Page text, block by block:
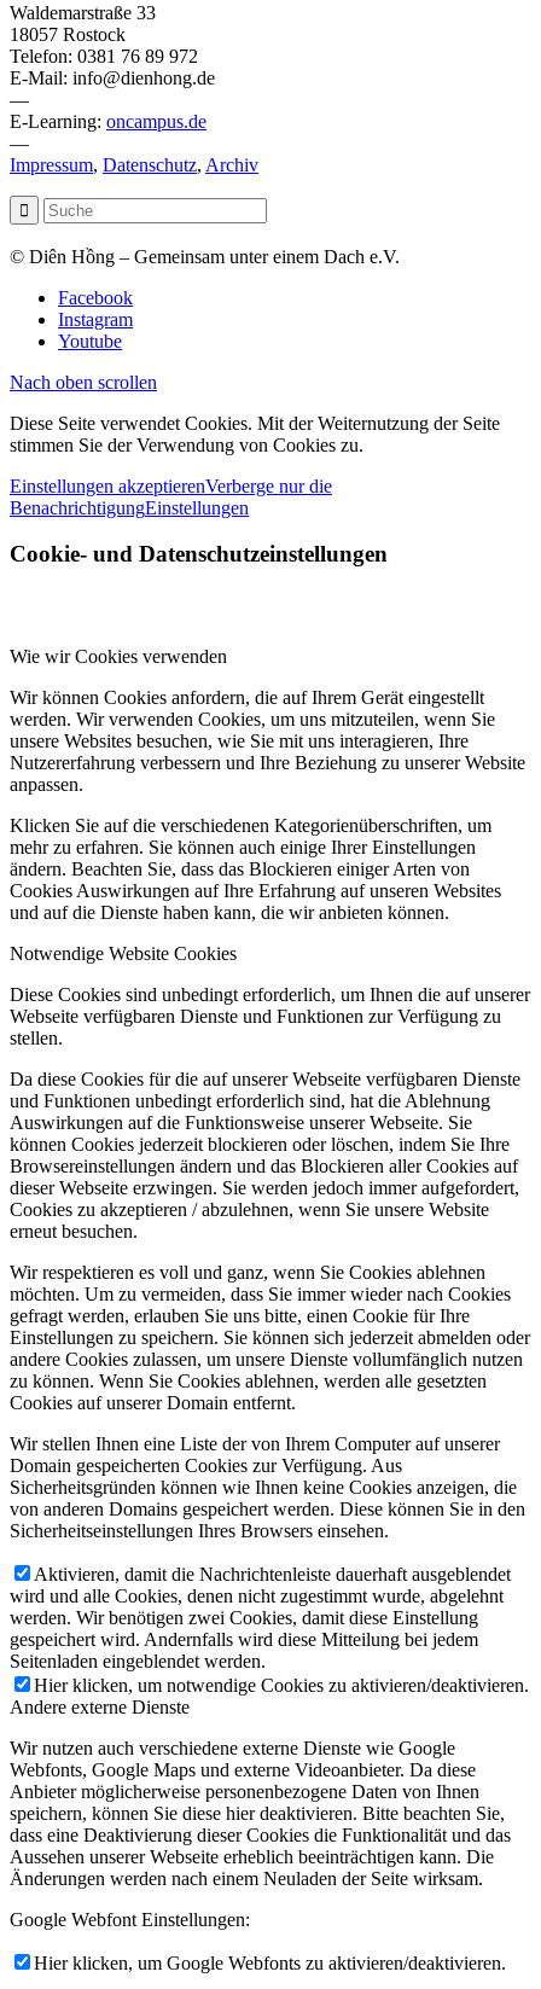
Waldemarstraße 33
18057 Rostock
Telefon: 0381 76 89 972
E-Mail: info@dienhong.de
—
E-Learning: oncampus.de
—
Impressum, Datenschutz, Archiv
© Diên Hồng – Gemeinsam unter einem Dach e.V.
Facebook
Instagram
Youtube
Nach oben scrollen
Diese Seite verwendet Cookies. Mit der Weiternutzung der Seite
stimmen Sie der Verwendung von Cookies zu.
Einstellungen akzeptierenVerberge nur die
BenachrichtigungEinstellungen
Cookie- und Datenschutzeinstellungen
Wie wir Cookies verwenden
Wir können Cookies anfordern, die auf Ihrem Gerät eingestellt
werden. Wir verwenden Cookies, um uns mitzuteilen, wenn Sie
unsere Websites besuchen, wie Sie mit uns interagieren, Ihre
Nutzererfahrung verbessern und Ihre Beziehung zu unserer Website
anpassen.
Klicken Sie auf die verschiedenen Kategorienüberschriften, um
mehr zu erfahren. Sie können auch einige Ihrer Einstellungen
ändern. Beachten Sie, dass das Blockieren einiger Arten von
Cookies Auswirkungen auf Ihre Erfahrung auf unseren Websites
und auf die Dienste haben kann, die wir anbieten können.
Notwendige Website Cookies
Diese Cookies sind unbedingt erforderlich, um Ihnen die auf unserer
Webseite verfügbaren Dienste und Funktionen zur Verfügung zu
stellen.
Da diese Cookies für die auf unserer Webseite verfügbaren Dienste
und Funktionen unbedingt erforderlich sind, hat die Ablehnung
Auswirkungen auf die Funktionsweise unserer Webseite. Sie
können Cookies jederzeit blockieren oder löschen, indem Sie Ihre
Browsereinstellungen ändern und das Blockieren aller Cookies auf
dieser Webseite erzwingen. Sie werden jedoch immer aufgefordert,
Cookies zu akzeptieren / abzulehnen, wenn Sie unsere Website
erneut besuchen.
Wir respektieren es voll und ganz, wenn Sie Cookies ablehnen
möchten. Um zu vermeiden, dass Sie immer wieder nach Cookies
gefragt werden, erlauben Sie uns bitte, einen Cookie für Ihre
Einstellungen zu speichern. Sie können sich jederzeit abmelden oder
andere Cookies zulassen, um unsere Dienste vollumfänglich nutzen
zu können. Wenn Sie Cookies ablehnen, werden alle gesetzten
Cookies auf unserer Domain entfernt.
Wir stellen Ihnen eine Liste der von Ihrem Computer auf unserer
Domain gespeicherten Cookies zur Verfügung. Aus
Sicherheitsgründen können wie Ihnen keine Cookies anzeigen, die
von anderen Domains gespeichert werden. Diese können Sie in den
Sicherheitseinstellungen Ihres Browsers einsehen.
Aktivieren, damit die Nachrichtenleiste dauerhaft ausgeblendet
wird und alle Cookies, denen nicht zugestimmt wurde, abgelehnt
werden. Wir benötigen zwei Cookies, damit diese Einstellung
gespeichert wird. Andernfalls wird diese Mitteilung bei jedem
Seitenladen eingeblendet werden.
Hier klicken, um notwendige Cookies zu aktivieren/deaktivieren.
Andere externe Dienste
Wir nutzen auch verschiedene externe Dienste wie Google
Webfonts, Google Maps und externe Videoanbieter. Da diese
Anbieter möglicherweise personenbezogene Daten von Ihnen
speichern, können Sie diese hier deaktivieren. Bitte beachten Sie,
dass eine Deaktivierung dieser Cookies die Funktionalität und das
Aussehen unserer Webseite erheblich beeinträchtigen kann. Die
Änderungen werden nach einem Neuladen der Seite wirksam.
Google Webfont Einstellungen:
Hier klicken, um Google Webfonts zu aktivieren/deaktivieren.